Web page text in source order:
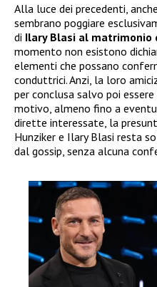
Alla luce dei precedenti,
sembrano poggiare
di Ilary Blasi al matrimonio
momento non esistono
elementi che possano
conduttrici. Anzi, la loro
per conclusa salvo poi
motivo, almeno fino a
dirette interessate, la
Hunziker e Ilary Blasi resta
dal gossip, senza alcuna